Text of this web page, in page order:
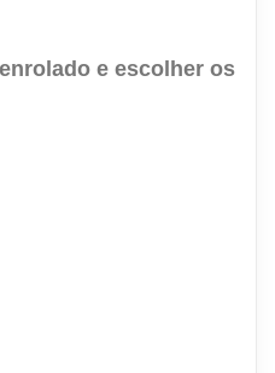
e escolher os